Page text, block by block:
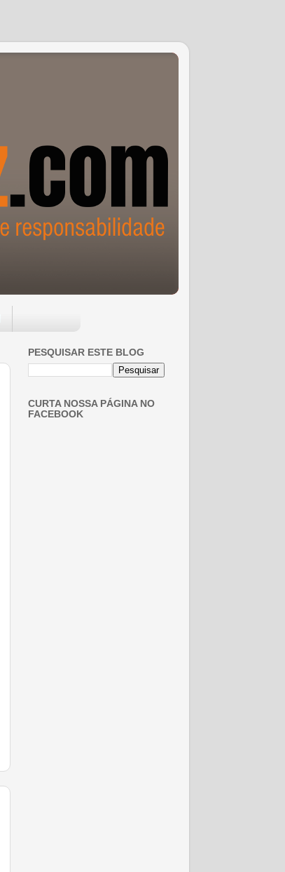
PESQUISAR ESTE BLOG
CURTA NOSSA PÁGINA NO
FACEBOOK